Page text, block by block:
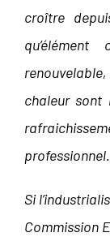
croître
qu’élément
chaleur sont
professionnel.
Si
Commission